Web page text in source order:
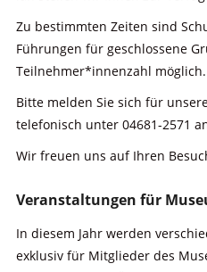
Zu bestimmten Zeiten sind
Führungen für geschlossene
Teilnehmer*innenzahl
Bitte melden Sie sich für
telefonisch unter 04681-2571
Wir freuen uns auf Ihren
Veranstaltungen für
In diesem Jahr werden
exklusiv für Mitglieder des